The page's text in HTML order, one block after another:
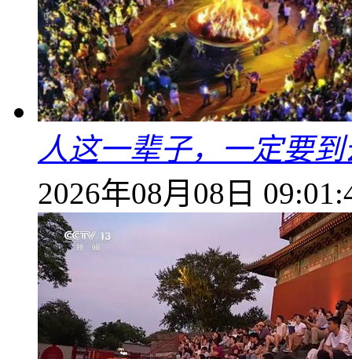
人这一辈子，一定要
2026年08月08日